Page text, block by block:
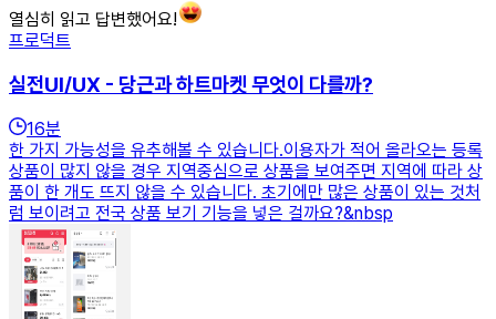
열심히 읽고 답변했어요!
프로덕트
실전UI/UX - 당근과 하트마켓 무엇이 다를까?
16분
한 가지 가능성을 유추해볼 수 있습니다.이용자가 적어 올라오는 등록
상품이 많지 않을 경우 지역중심으로 상품을 보여주면 지역에 따라 상
품이 한 개도 뜨지 않을 수 있습니다. 초기에만 많은 상품이 있는 것처
럼 보이려고 전국 상품 보기 기능을 넣은 걸까요?&nbsp